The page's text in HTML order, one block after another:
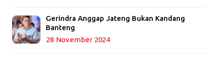
Gerindra Anggap Jateng Bukan Kandang
Banteng
28 November 2024